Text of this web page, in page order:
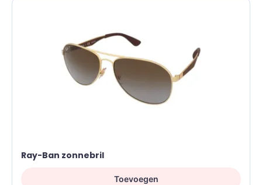
Ray-Ban zonnebril
Toevoegen